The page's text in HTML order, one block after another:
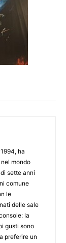
ha
mondo
sette anni
comune
le
delle sale
la
gusti sono
preferire un